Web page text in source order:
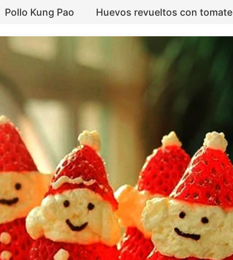
Pollo Kung Pao Huevos revueltos con tomate